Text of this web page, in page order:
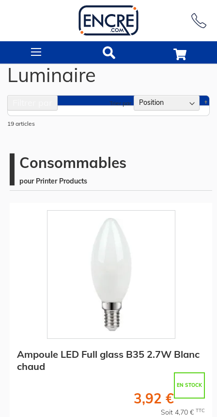
Luminaire
19 articles
Trier par
Consommables
pour Printer Products
Ampoule LED Full glass B35 2.7W Blanc
chaud
EN STOCK
3,92 €
Soit 4,70 € TTC